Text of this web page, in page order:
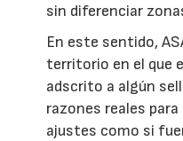
sin diferenciar
En este sentido,
territorio en el que
adscrito a algún
razones reales
ajustes como si